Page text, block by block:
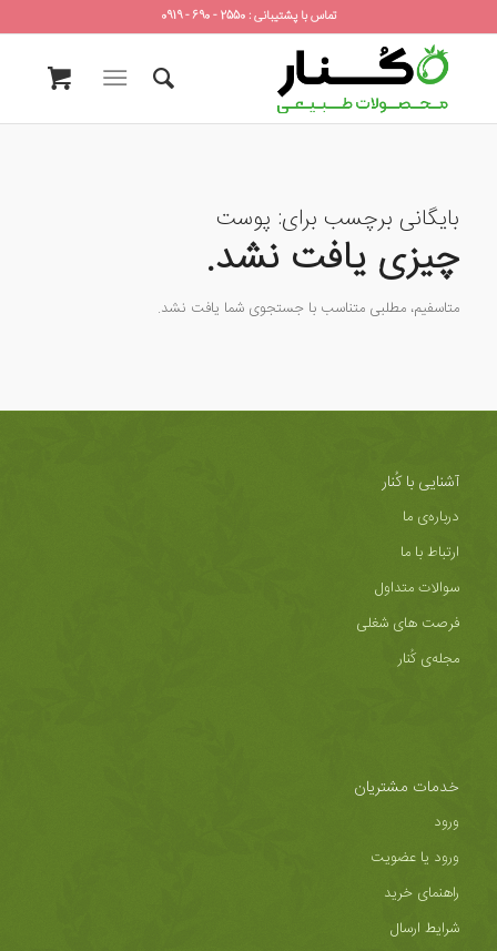
تماس با پشتیبانی : 2550 - 690 - 0919
بایگانی برچسب برای: پوست
چیزی یافت نشد.
متاسفیم، مطلبی متناسب با جستجوی شما یافت نشد.
آشنایی با کُنار
درباره‌ی ما
ارتباط با ما
سوالات متداول
فرصت های شغلی
مجله‌ی کُنار
خدمات مشتریان
ورود
ورود یا عضویت
راهنمای خرید
شرایط ارسال